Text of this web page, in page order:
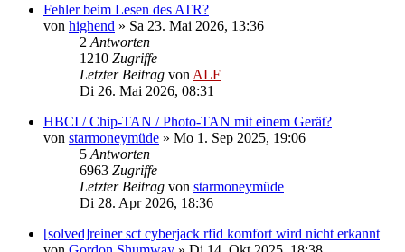
Fehler beim Lesen des ATR?
von highend » Sa 23. Mai 2026, 13:36
2 Antworten
1210 Zugriffe
Letzter Beitrag von ALF
Di 26. Mai 2026, 08:31
HBCI / Chip-TAN / Photo-TAN mit einem Gerät?
von starmoneymüde » Mo 1. Sep 2025, 19:06
5 Antworten
6963 Zugriffe
Letzter Beitrag von starmoneymüde
Di 28. Apr 2026, 18:36
[solved]reiner sct cyberjack rfid komfort wird nicht erkannt